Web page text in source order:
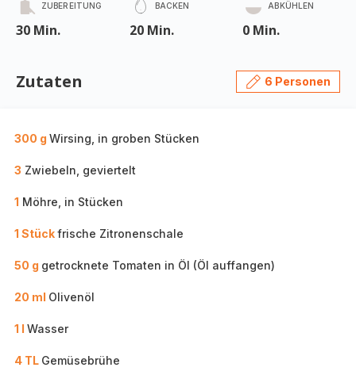
ZUBEREITUNG
30 Min.
BACKEN
20 Min.
ABKÜHLEN
0 Min.
Zutaten 6 Personen
300 g Wirsing, in groben Stücken
3 Zwiebeln, geviertelt
1 Möhre, in Stücken
1 Stückfrische Zitronenschale
50 g getrocknete Tomaten in Öl (Öl auffangen)
20 ml Olivenöl
1 l Wasser
4 TL Gemüsebrühe